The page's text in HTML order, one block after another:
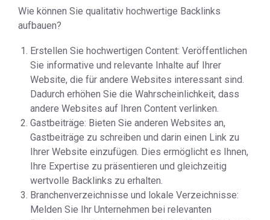
Wie können Sie qualitativ hochwertige Backlinks
aufbauen?
Erstellen Sie hochwertigen Content: Veröffentlichen
Sie informative und relevante Inhalte auf Ihrer
Website, die für andere Websites interessant sind.
Dadurch erhöhen Sie die Wahrscheinlichkeit, dass
andere Websites auf Ihren Content verlinken.
Gastbeiträge: Bieten Sie anderen Websites an,
Gastbeiträge zu schreiben und darin einen Link zu
Ihrer Website einzufügen. Dies ermöglicht es Ihnen,
Ihre Expertise zu präsentieren und gleichzeitig
wertvolle Backlinks zu erhalten.
Branchenverzeichnisse und lokale Verzeichnisse:
Melden Sie Ihr Unternehmen bei relevanten